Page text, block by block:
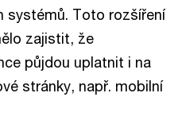
systémů. Toto rozšíření
zajistit, že
půjdou uplatnit i na
stránky, např. mobilní